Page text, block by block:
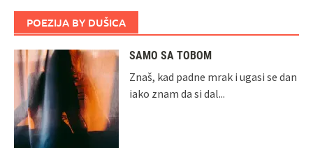
POEZIJA BY DUŠICA
SAMO SA TOBOM
Znaš, kad padne mrak i ugasi se dan
iako znam da si dal...